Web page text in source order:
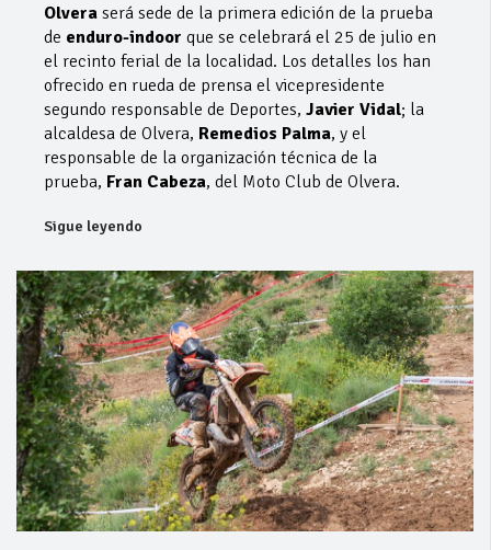
Olvera será sede de la primera edición de la prueba
de enduro-indoor que se celebrará el 25 de julio en
el recinto ferial de la localidad. Los detalles los han
ofrecido en rueda de prensa el vicepresidente
segundo responsable de Deportes, Javier Vidal; la
alcaldesa de Olvera, Remedios Palma, y el
responsable de la organización técnica de la
prueba, Fran Cabeza, del Moto Club de Olvera.
Sigue leyendo